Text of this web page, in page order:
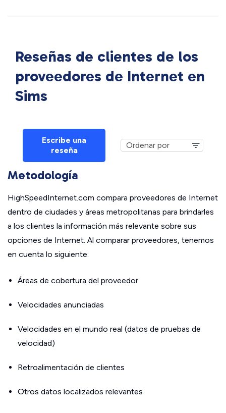
Reseñas de clientes de los
proveedores de Internet en
Sims
Escribe una
reseña
Metodología
HighSpeedInternet.com compara proveedores de Internet
dentro de ciudades y áreas metropolitanas para brindarles
a los clientes la información más relevante sobre sus
opciones de Internet. Al comparar proveedores, tenemos
en cuenta lo siguiente:
Áreas de cobertura del proveedor
Velocidades anunciadas
Velocidades en el mundo real (datos de pruebas de
velocidad)
Retroalimentación de clientes
Otros datos localizados relevantes